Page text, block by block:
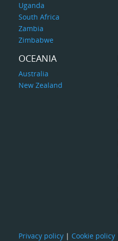
Uganda
South Africa
Zambia
Zimbabwe
OCEANIA
Australia
New Zealand
Privacy policy | Cookie policy